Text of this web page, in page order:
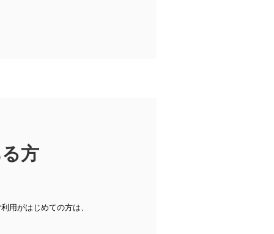
方
用がはじめての方は、